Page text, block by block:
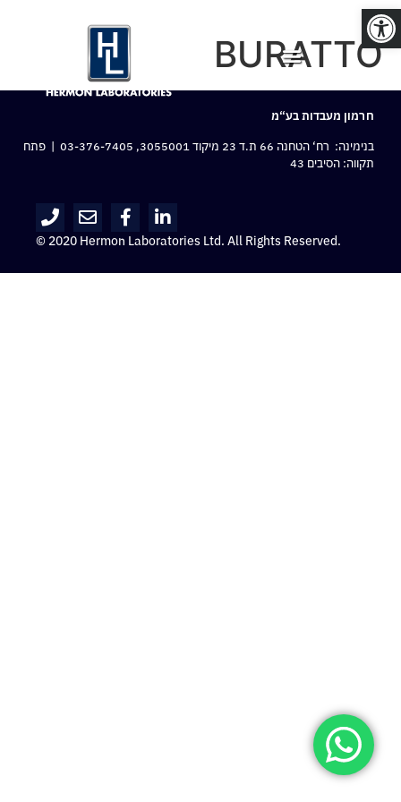
פתח סרגל נגישות
BURATTO
חרמון מעבדות בע“מ
בנימינה: רח‘ הטחנה 66 ת.ד 23 מיקוד 3055001,
03-376-7405 | פתח
תקווה: הסיבים 43
© 2020 Hermon Laboratories Ltd. All Rights Reserved.